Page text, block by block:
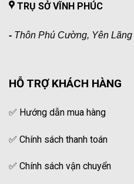
TRỤ SỞ VĨNH PHÚC
- Thôn Phú Cường, Yên Lãng
HỖ TRỢ KHÁCH HÀNG
✅ Hướng dẫn mua hàng
✅ Chính sách thanh toán
✅ Chính sách vận chuyển